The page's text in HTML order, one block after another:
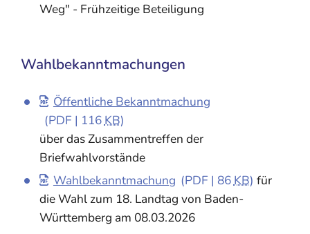
Weg" - Frühzeitige Beteiligung
Wahlbekanntmachungen
Öffentliche Bekanntmachung
(PDF | 116KB)
über das Zusammentreffen der
Briefwahlvorstände
Wahlbekanntmachung (PDF | 86KB) für
die Wahl zum 18. Landtag von Baden-
Württemberg am 08.03.2026